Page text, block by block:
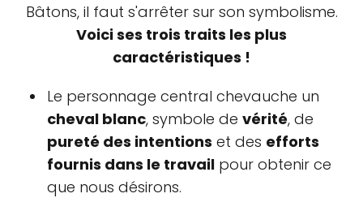
Bâtons, il faut s'arrêter sur son symbolisme.
Voici ses trois traits les plus
caractéristiques !
Le personnage central chevauche un
cheval blanc, symbole de vérité, de
pureté des intentions et des efforts
fournis dans le travail pour obtenir ce
que nous désirons.